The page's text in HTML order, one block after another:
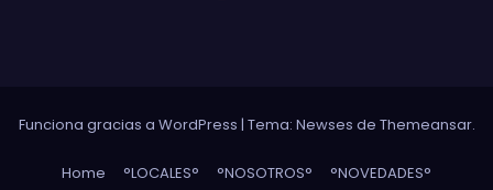
Funciona gracias a WordPress | Tema: Newses de Themeansar.
Home °LOCALES° °NOSOTROS° °NOVEDADES°